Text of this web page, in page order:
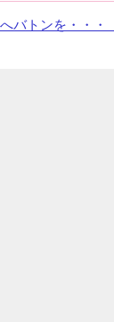
バトンを・・・